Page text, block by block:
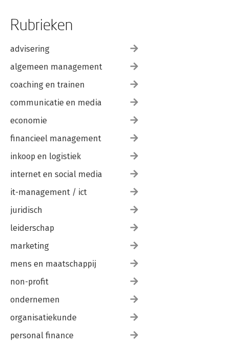
Rubrieken
advisering
algemeen management
coaching en trainen
communicatie en media
economie
financieel management
inkoop en logistiek
internet en social media
it-management / ict
juridisch
leiderschap
marketing
mens en maatschappij
non-profit
ondernemen
organisatiekunde
personal finance